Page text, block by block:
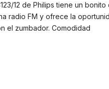
12 de Philips tiene un bonito
radio FM y ofrece la
el zumbador. Comodidad